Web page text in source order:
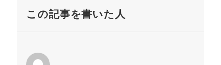
この記事を書いた人